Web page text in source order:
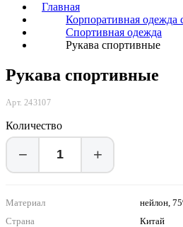
Главная
Корпоративная одежда
Спортивная одежда
Рукава спортивные
Рукава спортивные
Арт. 243107
Количество
− +
Материал
нейлон,
Страна
Китай